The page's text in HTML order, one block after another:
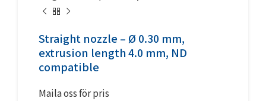
Straight nozzle – Ø 0.30 mm,
extrusion length 4.0 mm, ND
compatible
Maila oss för pris